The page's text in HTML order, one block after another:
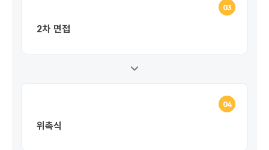
03
2차 면접
04
위촉식